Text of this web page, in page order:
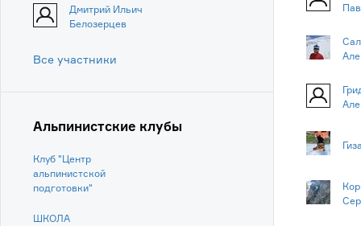
Дмитрий Ильич
Белозерцев
Все участники
Альпинистские клубы
Клуб "Центр
альпинистской
подготовки"
ШКОЛА